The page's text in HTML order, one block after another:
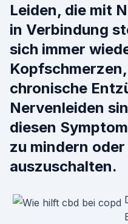
Leiden, die mit
in Verbindung
sich immer
chronische
Nervenleiden
diesen
zu mindern
auszuschalten.